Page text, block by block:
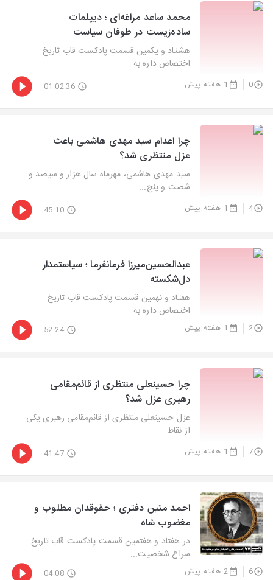
محمد ساعد مراغه‌ای ؛ دیپلمات
ساده‌زیست در طوفان سیاست
هشتاد و یکمین قسمت پادکست قاب تاریخ
اختصاص داره به...
0 1 هفته پیش 01:02:36
چرا اعدام سید مهدی هاشمی باعث
عزل منتظری شد؟
سید مهدی هاشمی، مهرماه سال هزار و سیصد و
شصت و پنج...
4 1 هفته پیش 45:10
عبدالحسین‌میرزا فرمانفرما ؛ سیاستمدار
دل‌شکسته
هفتاد و نهمین قسمت پادکست قاب تاریخ
اختصاص داره به...
2 1 هفته پیش 52:24
چرا حسینعلی منتظری از قائم‌مقامی
رهبری عزل شد؟
عزل حسینعلی منتظری از قائم‌مقامی رهبری یکی
از نقاط...
7 1 هفته پیش 41:47
احمد متین دفتری ؛ حقوقدان مطلوب و
مغضوب شاه
در هفتاد و هفتمین قسمت پادکست قاب تاریخ
سراغ شخصیت...
6 2 هفته پیش 04:08